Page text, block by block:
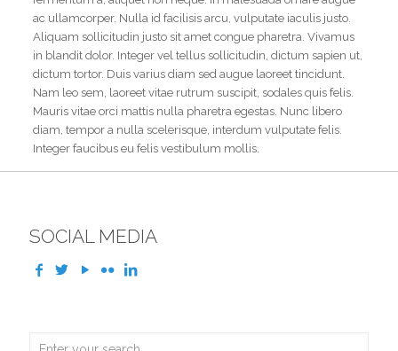
ac ullamcorper. Nulla id facilisis arcu, vulputate iaculis justo.
Aliquam sollicitudin justo sit amet congue pharetra. Vivamus
in blandit dolor. Integer vel tellus sollicitudin, dictum sapien ut,
dictum tortor. Duis varius diam sed augue laoreet tincidunt.
Nam leo sem, laoreet vitae rutrum suscipit, sodales quis felis.
Mauris vitae orci mattis nulla pharetra egestas. Nunc libero
diam, tempor a nulla scelerisque, interdum vulputate felis.
Integer faucibus eu felis vestibulum mollis.
SOCIAL MEDIA